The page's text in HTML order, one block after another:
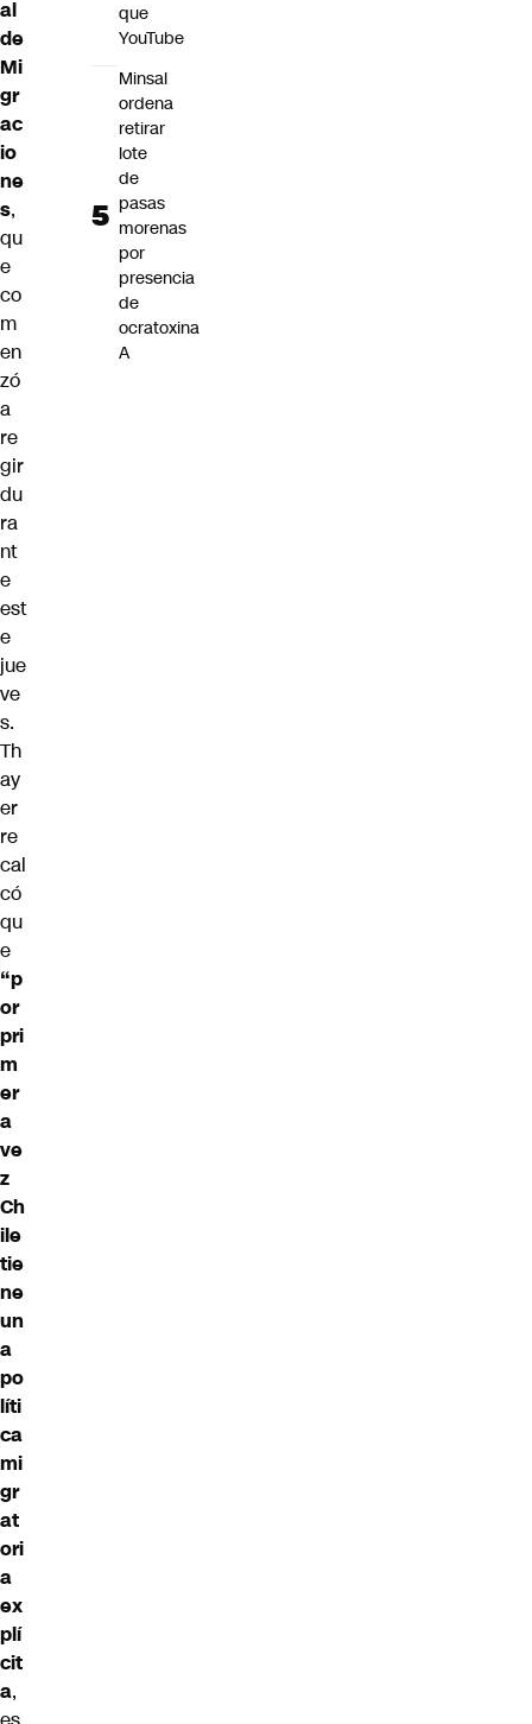
al
de
Mi
gr
ac
io
ne
s,
qu
e
co
m
en
zó
a
re
gir
du
ra
nt
e
est
e
jue
ve
s.
Th
ay
er
re
cal
có
qu
e
“p
or
pri
m
er
a
ve
z
Ch
ile
tie
ne
un
a
po
líti
ca
mi
gr
at
ori
a
ex
plí
cit
a,
que
YouTube
Minsal
ordena
retirar
lote
de
pasas
morenas
por
presencia
de
ocratoxina
A